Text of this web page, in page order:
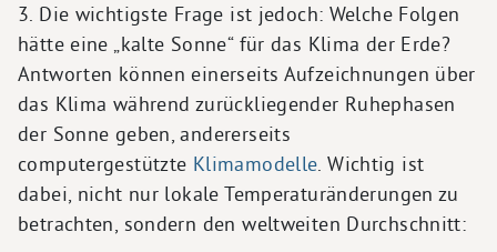
3. Die wichtigste Frage ist jedoch: Welche Folgen
hätte eine „kalte Sonne“ für das Klima der Erde?
Antworten können einerseits Aufzeichnungen über
das Klima während zurückliegender Ruhephasen
der Sonne geben, andererseits
computergestützte Klimamodelle. Wichtig ist
dabei, nicht nur lokale Temperaturänderungen zu
betrachten, sondern den weltweiten Durchschnitt: